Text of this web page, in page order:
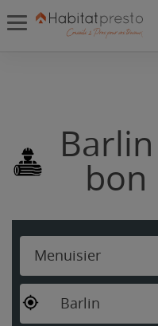
bon
Menuisier
Barlin